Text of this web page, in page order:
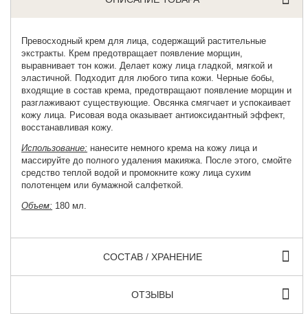
Превосходныйкрем для лица , содержащий растительные
экстракты. Крем предотвращает появление морщин,
выравнивает тон кожи. Делает кожу лица гладкой, мягкой и
эластичной. Подходит для любого типа кожи. Черные бобы,
входящие в состав крема, предотвращают появление морщин и
разглаживают существующие. Овсянка смягчает и успокаивает
кожу лица. Рисовая вода оказывает антиоксидантный эффект,
восстанавливая кожу.
Использование: нанесите немного крема на кожу лица и
массируйте до полного удаления макияжа. После этого, смойте
средство теплой водой и промокните кожу лица сухим
полотенцем или бумажной салфеткой.
Объем: 180 мл.
СОСТАВ / ХРАНЕНИЕ
ОТЗЫВЫ